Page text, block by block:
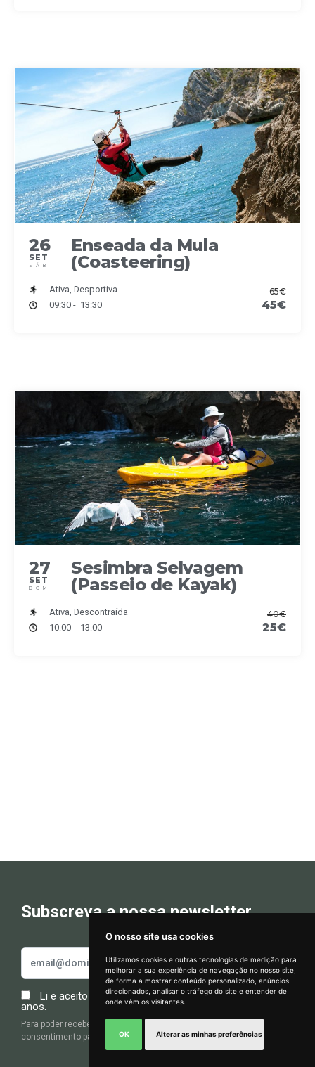
O nosso site usa cookies
Utilizamos cookies e outras tecnologias de medição para
melhorar a sua experiência de navegação no nosso site,
de forma a mostrar conteúdo personalizado, anúncios
direcionados, analisar o tráfego do site e entender de
onde vêm os visitantes.
OK Alterar as minhas preferências
26
SET
SÁB
Enseada da Mula
(Coasteering)
Ativa, Desportiva
09:30 - 13:30
65€
45€
27
SET
DOM
Sesimbra Selvagem
(Passeio de Kayak)
Ativa, Descontraída
10:00 - 13:00
40€
25€
Subscreva a nossa newsletter
Li e aceito a política de privacidade. Tenho mais de 16
anos.
Para poder receber as nossas Newsletters, por favor dê o seu
consentimento para usarmos e recolhermos os seus dados.
Como podemos
ajudar?